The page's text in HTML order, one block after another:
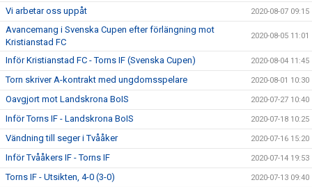
Vi arbetar oss uppåt 2020-08-07 09:15
Avancemang i Svenska Cupen efter förlängning mot
Kristianstad FC
2020-08-05 11:01
Inför Kristianstad FC - Torns IF (Svenska Cupen) 2020-08-04 11:45
Torn skriver A-kontrakt med ungdomsspelare 2020-08-01 10:30
Oavgjort mot Landskrona BoIS 2020-07-27 10:40
Inför Torns IF - Landskrona BoIS 2020-07-18 10:25
Vändning till seger i Tvååker 2020-07-16 15:20
Inför Tvååkers IF - Torns IF 2020-07-14 19:53
Torns IF - Utsikten, 4-0 (3-0) 2020-07-13 09:40